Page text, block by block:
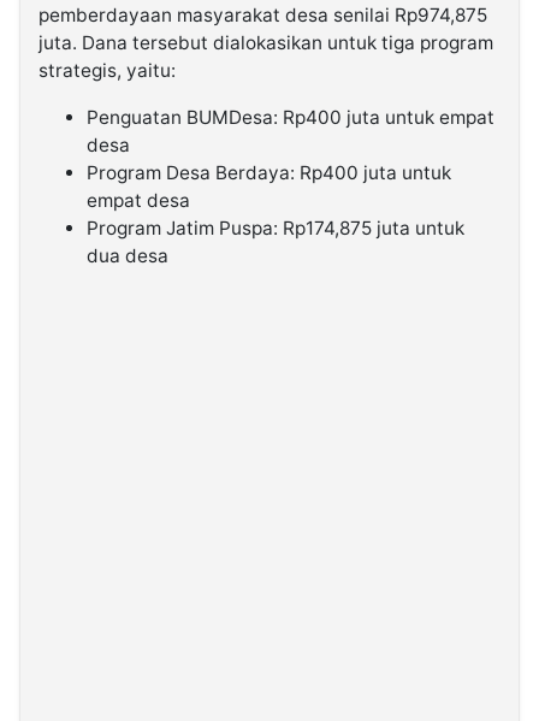
pemberdayaan masyarakat desa senilai Rp974,875
juta. Dana tersebut dialokasikan untuk tiga program
strategis, yaitu:
Penguatan BUMDesa: Rp400 juta untuk empat
desa
Program Desa Berdaya: Rp400 juta untuk
empat desa
Program Jatim Puspa: Rp174,875 juta untuk
dua desa